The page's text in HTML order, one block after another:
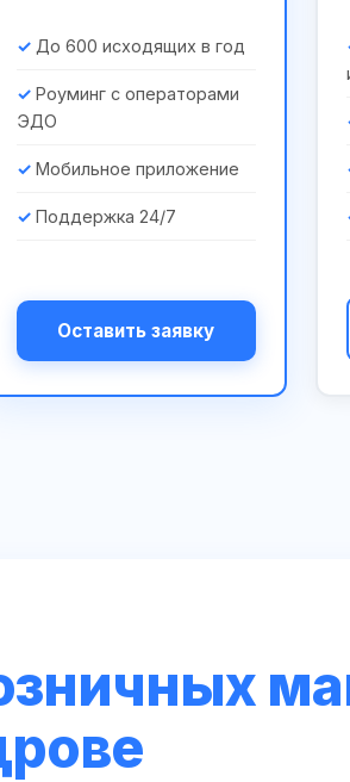
До 600 исходящих в год
Роуминг с операторами
ЭДО
Мобильное приложение
Поддержка 24/7
Оставить заявку